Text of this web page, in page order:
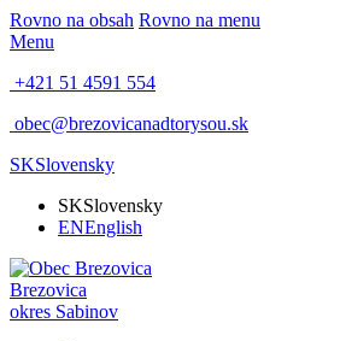
Rovno na obsah Rovno na menu
Menu
+421 51 4591 554
obec@brezovicanadtorysou.sk
SKSlovensky
SKSlovensky
ENEnglish
Brezovica
okres Sabinov